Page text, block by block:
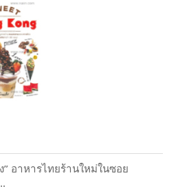
” อาหารไทยร้านใหม่ในซอย